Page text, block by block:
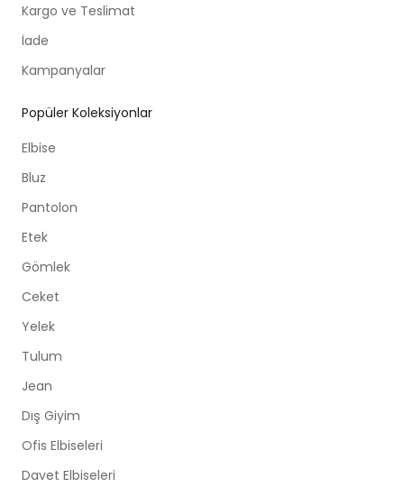
Kargo ve Teslimat
İade
Kampanyalar
Popüler Koleksiyonlar
Elbise
Bluz
Pantolon
Etek
Gömlek
Ceket
Yelek
Tulum
Jean
Dış Giyim
Ofis Elbiseleri
Davet Elbiseleri